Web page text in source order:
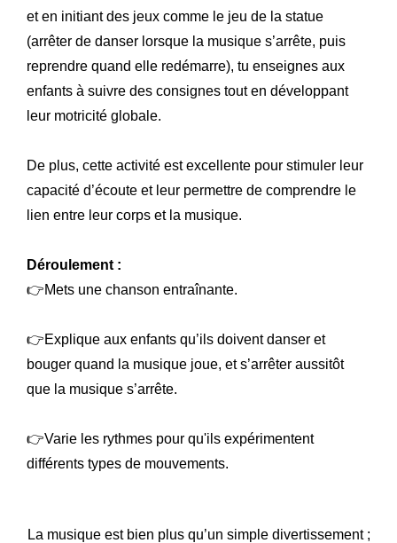
et en initiant des jeux comme le jeu de la statue
(arrêter de danser lorsque la musique s’arrête, puis
reprendre quand elle redémarre), tu enseignes aux
enfants à suivre des consignes tout en développant
leur motricité globale.
De plus, cette activité est excellente pour stimuler leur
capacité d’écoute et leur permettre de comprendre le
lien entre leur corps et la musique.
Déroulement :
👉Mets une chanson entraînante.
👉Explique aux enfants qu’ils doivent danser et
bouger quand la musique joue, et s’arrêter aussitôt
que la musique s’arrête.
👉Varie les rythmes pour qu'ils expérimentent
différents types de mouvements.
La musique est bien plus qu’un simple divertissement ;